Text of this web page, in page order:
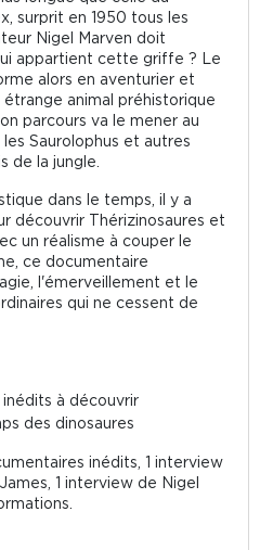
surprit en 1950 tous les
Nigel Marven doit
appartient cette griffe ? Le
alors en aventurier et
animal préhistorique
parcours va le mener au
Saurolophus et autres
de la jungle.
dans le temps, il y a
découvrir Thérizinosaures et
un réalisme à couper le
ce documentaire
l'émerveillement et le
qui ne cessent de
à découvrir
des dinosaures
inédits, 1 interview
1 interview de Nigel